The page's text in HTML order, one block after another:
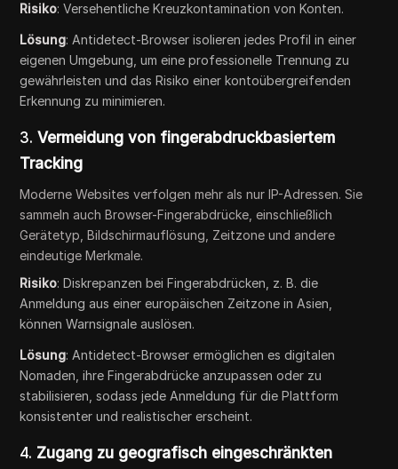
Risiko: Versehentliche Kreuzkontamination von Konten.
Lösung: Antidetect-Browser isolieren jedes Profil in einer
eigenen Umgebung, um eine professionelle Trennung zu
gewährleisten und das Risiko einer kontoübergreifenden
Erkennung zu minimieren.
3.Vermeidung von fingerabdruckbasiertem
Tracking
Moderne Websites verfolgen mehr als nur IP-Adressen. Sie
sammeln auch Browser-Fingerabdrücke, einschließlich
Gerätetyp, Bildschirmauflösung, Zeitzone und andere
eindeutige Merkmale.
Risiko: Diskrepanzen bei Fingerabdrücken, z. B. die
Anmeldung aus einer europäischen Zeitzone in Asien,
können Warnsignale auslösen.
Lösung: Antidetect-Browser ermöglichen es digitalen
Nomaden, ihre Fingerabdrücke anzupassen oder zu
stabilisieren, sodass jede Anmeldung für die Plattform
konsistenter und realistischer erscheint.
4. Zugang zu geografisch eingeschränkten